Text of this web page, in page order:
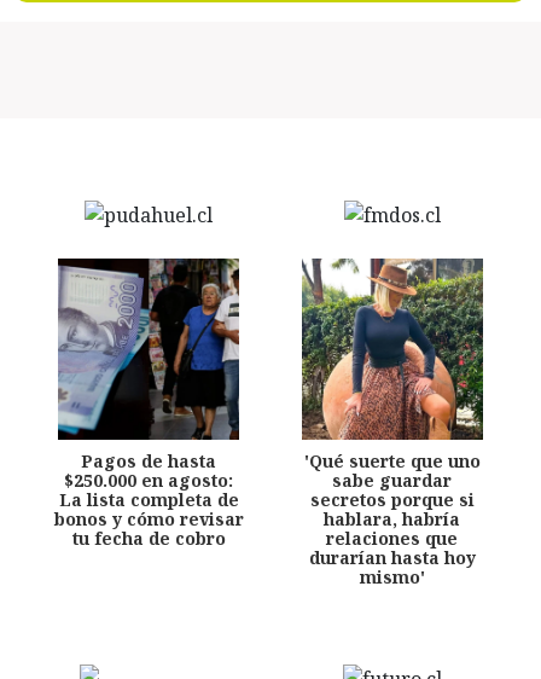
Pagos de hasta
$250.000 en agosto:
La lista completa de
bonos y cómo revisar
tu fecha de cobro
'Qué suerte que uno
sabe guardar
secretos porque si
hablara, habría
relaciones que
durarían hasta hoy
mismo'